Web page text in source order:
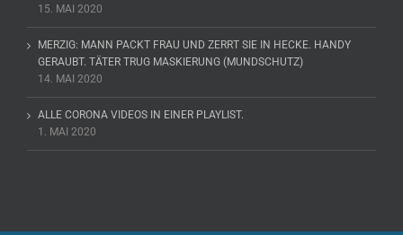
15. MAI 2020
MERZIG: MANN PACKT FRAU UND ZERRT SIE IN HECKE. HANDY
GERAUBT. TÄTER TRUG MASKIERUNG (MUNDSCHUTZ)
14. MAI 2020
ALLE CORONA VIDEOS IN EINER PLAYLIST.
1. MAI 2020